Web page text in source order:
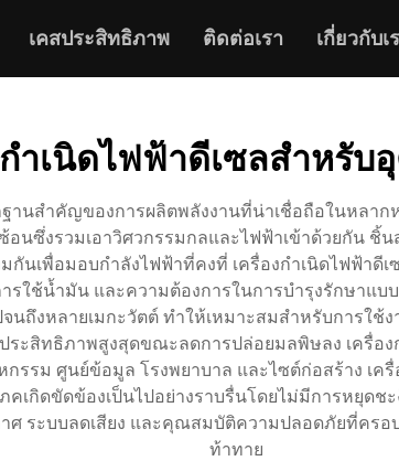
เคสประสิทธิภาพ ติดต่อเรา เกี่ยวกับเ
กำเนิดไฟฟ้าดีเซลสำหรับ
านสำคัญของการผลิตพลังงานที่น่าเชื่อถือในหลา
นซึ่งรวมเอาวิศวกรรมกลและไฟฟ้าเข้าด้วยกัน ชิ้
กันเพื่อมอบกำลังไฟฟ้าที่คงที่ เครื่องกำเนิดไฟฟ้า
ช้น้ำมัน และความต้องการในการบำรุงรักษาแบ
นถึงหลายเมกะวัตต์ ทำให้เหมาะสมสำหรับการใ
ระสิทธิภาพสูงสุดขณะลดการปล่อยมลพิษลง เครื่อ
รรม ศูนย์ข้อมูล โรงพยาบาล และไซต์ก่อสร้าง เ
กิดขัดข้องเป็นไปอย่างราบรื่นโดยไม่มีการหยุดช
ศ ระบบลดเสียง และคุณสมบัติความปลอดภัยที่คร
ท้าทาย